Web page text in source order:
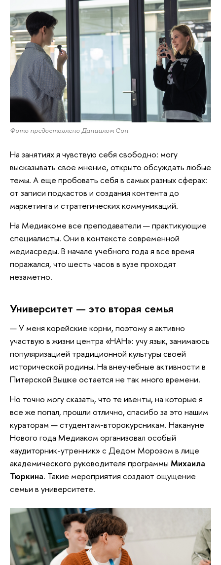
Фото предоставлено Даниилом Сон
На занятиях я чувствую себя свободно: могу
высказывать свое мнение, открыто обсуждать любые
темы. А еще пробовать себя в самых разных сферах:
от записи подкастов и создания контента до
маркетинга и стратегических коммуникаций.
На Медиакоме все преподаватели — практикующие
специалисты. Они в контексте современной
медиасреды. В начале учебного года я все время
поражался, что шесть часов в вузе проходят
незаметно.
Университет — это вторая семья
— У меня корейские корни, поэтому я активно
участвую в жизни центра «НАН»: учу язык, занимаюсь
популяризацией традиционной культуры своей
исторической родины. На внеучебные активности в
Питерской Вышке остается не так много времени.
Но точно могу сказать, что те ивенты, на которые я
все же попал, прошли отлично, спасибо за это нашим
кураторам — студентам-второкурсникам. Накануне
Нового года Медиаком организовал особый
«аудиторник-утренник» с Дедом Морозом в лице
академического руководителя программы Михаила
Тюркина. Такие мероприятия создают ощущение
семьи в университете.